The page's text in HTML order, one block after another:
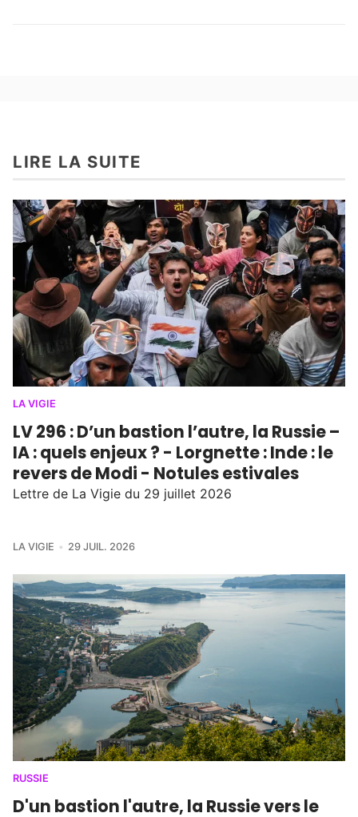
LIRE LA SUITE
LA VIGIE
LV 296 : D’un bastion l’autre, la Russie –
IA : quels enjeux ? - Lorgnette : Inde : le
revers de Modi - Notules estivales
Lettre de La Vigie du 29 juillet 2026
LA VIGIE 29 JUIL. 2026
RUSSIE
D'un bastion l'autre, la Russie vers le